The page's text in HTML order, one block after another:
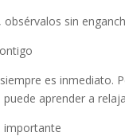
obsérvalos sin
es inmediato.
aprender a
importante